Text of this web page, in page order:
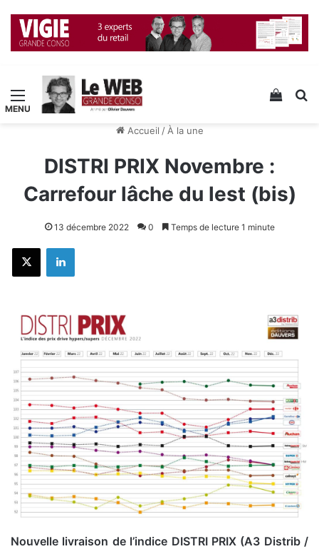
Menu Voir
Accueil / À la une
DISTRI PRIX Novembre :
Carrefour lâche du lest (bis)
13 décembre 2022 0 Temps de lecture 1 minute
X Linkedin
Nouvelle livraison de l’indice DISTRI PRIX (A3 Distrib /